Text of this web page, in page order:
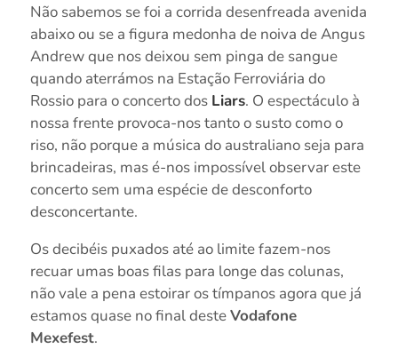
Não sabemos se foi a corrida desenfreada avenida
abaixo ou se a figura medonha de noiva de Angus
Andrew que nos deixou sem pinga de sangue
quando aterrámos na Estação Ferroviária do
Rossio para o concerto dos Liars. O espectáculo à
nossa frente provoca-nos tanto o susto como o
riso, não porque a música do australiano seja para
brincadeiras, mas é-nos impossível observar este
concerto sem uma espécie de desconforto
desconcertante.
Os decibéis puxados até ao limite fazem-nos
recuar umas boas filas para longe das colunas,
não vale a pena estoirar os tímpanos agora que já
estamos quase no final desteVodafone
Mexefest.